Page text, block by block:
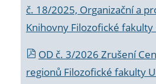
č. 18/2025, Organizační a
Knihovny Filozofické
OD č. 3/2026 Zrušení
regionů Filozofické fakulty